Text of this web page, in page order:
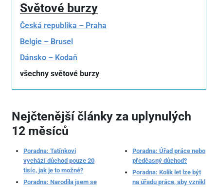
Světové burzy
Česká republika – Praha
Belgie – Brusel
Dánsko – Kodaň
všechny světové burzy
Nejčtenější články za uplynulých
12 měsíců
Poradna: Tatínkovi
vychází důchod pouze 20
tisíc, jak je to možné?
Poradna: Narodila jsem se
Poradna: Úřad práce nebo
předčasný důchod?
Poradna: Kolik let lze být
na úřadu práce, aby vznikl